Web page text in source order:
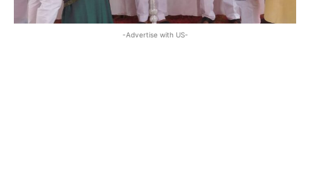
-Advertise with US-